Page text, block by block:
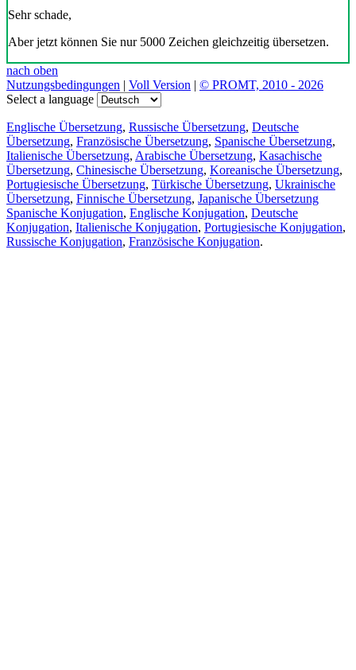
Sehr schade,
Aber jetzt können Sie nur 5000 Zeichen gleichzeitig übersetzen.
nach oben
Nutzungsbedingungen | Voll Version | © PROMT, 2010 - 2026
Select a language
Englische Übersetzung, Russische Übersetzung, Deutsche
Übersetzung, Französische Übersetzung, Spanische Übersetzung,
Italienische Übersetzung, Arabische Übersetzung, Kasachische
Übersetzung, Chinesische Übersetzung, Koreanische Übersetzung,
Portugiesische Übersetzung, Türkische Übersetzung, Ukrainische
Übersetzung, Finnische Übersetzung, Japanische Übersetzung
Spanische Konjugation, Englische Konjugation, Deutsche
Konjugation, Italienische Konjugation, Portugiesische Konjugation,
Russische Konjugation, Französische Konjugation.